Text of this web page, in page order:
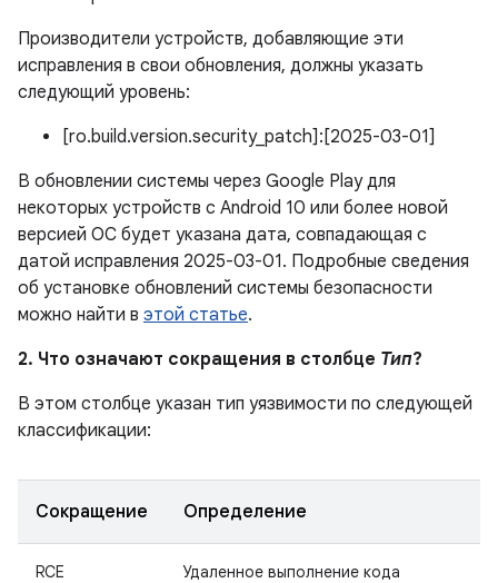
Производители устройств, добавляющие эти
исправления в свои обновления, должны указать
следующий уровень:
[ro.build.version.security_patch]:[2025-03-01]
В обновлении системы через Google Play для
некоторых устройств с Android 10 или более новой
версией ОС будет указана дата, совпадающая с
датой исправления 2025-03-01. Подробные сведения
об установке обновлений системы безопасности
можно найти в этой статье.
2. Что означают сокращения в столбце Тип?
В этом столбце указан тип уязвимости по следующей
классификации:
Сокращение Определение
RCE Удаленное выполнение кода